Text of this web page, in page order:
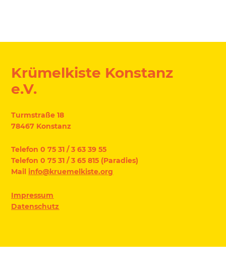
Krümelkiste Konstanz
e.V.
Turmstraße 18
78467 Konstanz
Telefon 0 75 31 / 3 63 39 55
Telefon 0 75 31 / 3 65 815 (Paradies)
Mail info@kruemelkiste.org
Impressum
Datenschutz